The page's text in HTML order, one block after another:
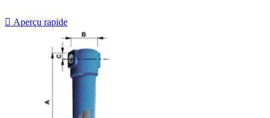
 Aperçu rapide